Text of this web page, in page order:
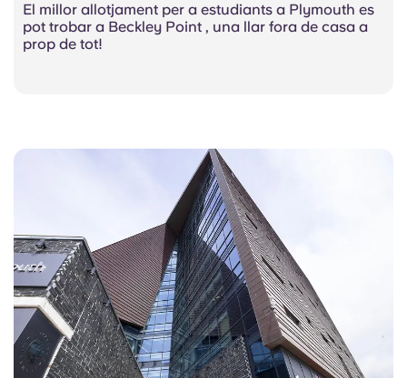
El millor allotjament per a estudiants a Plymouth es
pot trobar a Beckley Point , una llar fora de casa a
prop de tot!